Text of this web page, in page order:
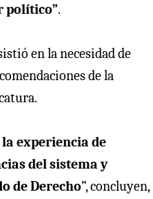
político”.
en la necesidad de
de la
experiencia de
del sistema y
de Derecho”, concluyen,